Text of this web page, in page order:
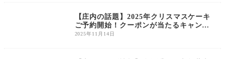
【庄内の話題】2025年クリスマスケーキ
ご予約開始！クーポンが当たるキャンペ
ーンも
2025年11月14日